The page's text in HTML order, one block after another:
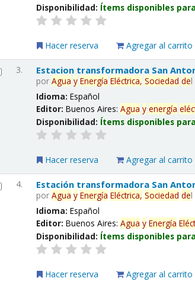
Disponibilidad: Ítems disponibles
Hacer reserva Agregar al carrito
3. Estacion transformadora San
porAgua y Energía Eléctrica, Sociedad del
Idioma:Español
Editor:Buenos Aires:Agua y energía
Disponibilidad: Ítems disponibles
Hacer reserva Agregar al carrito
4. Estación transformadora San
porAgua y Energía Eléctrica, Sociedad del
Idioma:Español
Editor:Buenos Aires:Agua y Energía
Disponibilidad: Ítems disponibles
Hacer reserva Agregar al carrito